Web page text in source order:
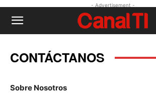
- Advertisement -
CONTÁCTANOS
Sobre Nosotros